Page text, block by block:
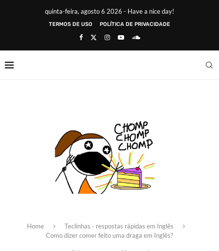
quinta-feira, agosto 6 2026 - Have a nice day!
TERMOS DE USO POLÍTICA DE PRIVACIDADE
Home
Teclinhas - respostas rápidas em Inglês
Como dizer comer feito uma draga em Inglês?